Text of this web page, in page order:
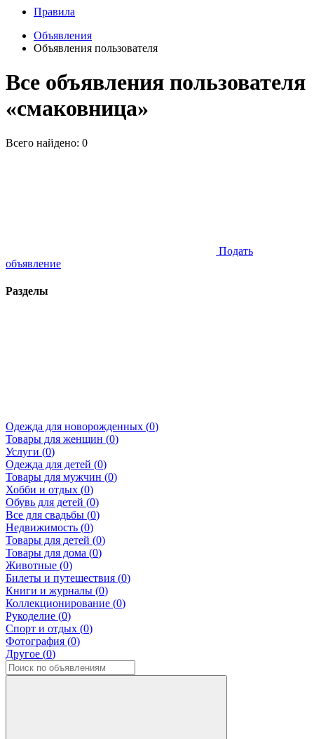
Правила
Объявления
Объявления пользователя
Все объявления пользователя
«смаковница»
Всего найдено: 0
Подать
объявление
Разделы
Одежда для новорожденных (0)
Товары для женщин (0)
Услуги (0)
Одежда для детей (0)
Товары для мужчин (0)
Хобби и отдых (0)
Обувь для детей (0)
Все для свадьбы (0)
Недвижимость (0)
Товары для детей (0)
Товары для дома (0)
Животные (0)
Билеты и путешествия (0)
Книги и журналы (0)
Коллекционирование (0)
Рукоделие (0)
Спорт и отдых (0)
Фотография (0)
Другое (0)